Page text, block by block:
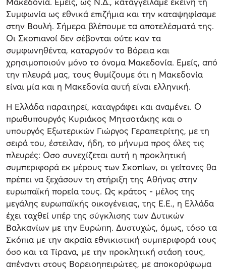
Συμφωνία ως εθνικά επιζήμια και την καταψηφίσαμε
στην Βουλή. Σήμερα βλέπουμε τα αποτελέσματά της.
Οι Σκοπιανοί δεν σέβονται ούτε καν τα
συμφωνηθέντα, καταργούν το Βόρεια και
χρησιμοποιούν μόνο το όνομα Μακεδονία. Εμείς, από
την πλευρά μας, τους θυμίζουμε ότι η Μακεδονία
είναι μία και η Μακεδονία αυτή είναι ελληνική.
Η Ελλάδα παρατηρεί, καταγράφει και αναμένει. Ο
πρωθυπουργός Κυριάκος Μητσοτάκης και ο
υπουργός Εξωτερικών Γιώργος Γεραπετρίτης, με τη
σειρά του, έστειλαν, ήδη, το μήνυμα προς όλες τις
πλευρές: Οσο συνεχίζεται αυτή η προκλητική
συμπεριφορά εκ μέρους των Σκοπίων, οι γείτονες θα
πρέπει να ξεχάσουν τη στήριξη της Αθήνας στην
ευρωπαϊκή πορεία τους. Ως κράτος - μέλος της
μεγάλης ευρωπαϊκής οικογένειας, της Ε.Ε., η Ελλάδα
έχει ταχθεί υπέρ της σύγκλισης των Δυτικών
Βαλκανίων με την Ευρώπη. Δυστυχώς, όμως, τόσο τα
Σκόπια με την ακραία εθνικιστική συμπεριφορά τους
όσο και τα Τίρανα, με την προκλητική στάση τους,
απέναντι στους Βορειοηπειρώτες, με αποκορύφωμα